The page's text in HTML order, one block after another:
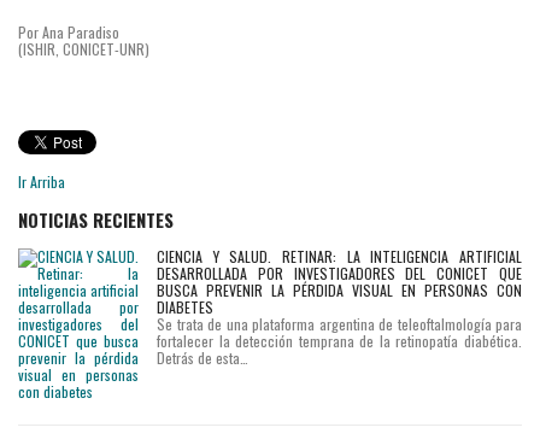
Por Ana Paradiso
(ISHIR, CONICET-UNR)
Ir Arriba
NOTICIAS RECIENTES
CIENCIA Y SALUD. RETINAR: LA INTELIGENCIA ARTIFICIAL
DESARROLLADA POR INVESTIGADORES DEL CONICET QUE
BUSCA PREVENIR LA PÉRDIDA VISUAL EN PERSONAS CON
DIABETES
Se trata de una plataforma argentina de teleoftalmología para
fortalecer la detección temprana de la retinopatía diabética.
Detrás de esta…